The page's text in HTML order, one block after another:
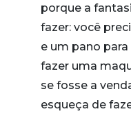
porque a
fazer: você
e um pano
fazer uma
se fosse a
esqueça de